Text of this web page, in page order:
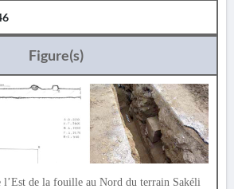
Figure(s)
l’Est de la fouille au Nord du terrain Sakéli